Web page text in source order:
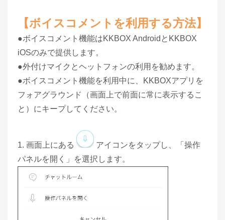
【ボイスコメントを利用する方法】
●ボイスコメント機能はKKBOX AndroidとKKBOX
iOSのみで提供します。
●外付けマイクとヘットフォンの利用を勧めます。
●ボイスコメント機能を利用中に、KKBOXアプリを
フォアグラウンド（画面上で前面に常に表示するこ
と）にキープしてください。
1. 画面上にある
アイコンをタップし、「操作
パネルを開く」を選択します。